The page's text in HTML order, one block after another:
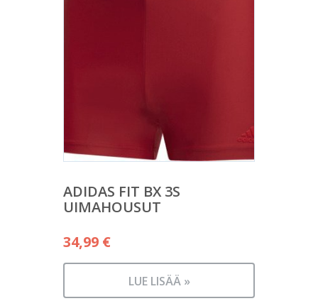
ADIDAS FIT BX 3S
UIMAHOUSUT
34,99 €
LUE LISÄÄ »